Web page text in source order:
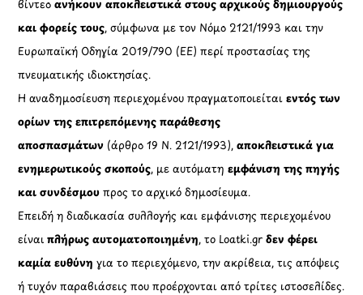
βίντεοανήκουν αποκλειστικά στους αρχικούς δημιουργούς
και φορείς τους, σύμφωνα με τον Νόμο 2121/1993 και την
Ευρωπαϊκή Οδηγία 2019/790 (ΕΕ) περί προστασίας της
πνευματικής ιδιοκτησίας.
Η αναδημοσίευση περιεχομένου πραγματοποιείταιεντός των
ορίων της επιτρεπόμενης παράθεσης
αποσπασμάτων (άρθρο 19 Ν. 2121/1993), αποκλειστικά για
ενημερωτικούς σκοπούς, με αυτόματηεμφάνιση της πηγής
και συνδέσμου προς το αρχικό δημοσίευμα.
Επειδή η διαδικασία συλλογής και εμφάνισης περιεχομένου
είναιπλήρως αυτοματοποιημένη, το Loatki.grδεν φέρει
καμία ευθύνη για το περιεχόμενο, την ακρίβεια, τις απόψεις
ή τυχόν παραβιάσεις που προέρχονται από τρίτες ιστοσελίδες.